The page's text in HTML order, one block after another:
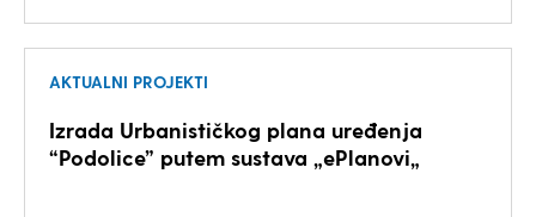
AKTUALNI PROJEKTI
Izrada Urbanističkog plana uređenja
“Podolice” putem sustava „ePlanovi„